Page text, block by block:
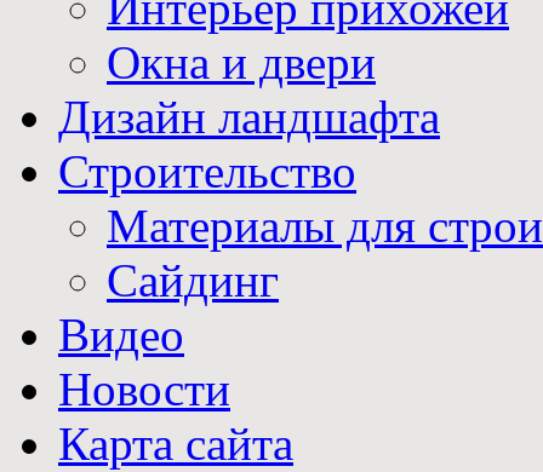
Окна и двери
Дизайн ландшафта
Строительство
Материалы для
Сайдинг
Видео
Новости
Карта сайта